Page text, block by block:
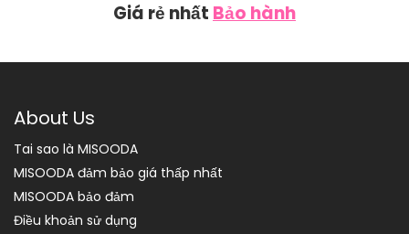
Giá rẻ nhất Bảo hành
About Us
Tai sao là MISOODA
MISOODA đảm bảo giá thấp nhất
MISOODA bảo đảm
Điều khoản sử dụng